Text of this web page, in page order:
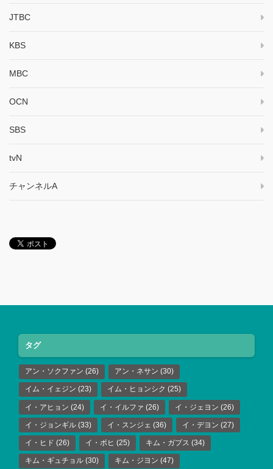
JTBC
KBS
MBC
OCN
SBS
tvN
チャンネルA
タグ
アン・ソクファン (26) アン・ネサン (30)
イム・イェジン (23) イム・ヒョンシク (25)
イ・アヒョン (24) イ・イルファ (26) イ・ジェヨン (26)
イ・ジョンギル (33) イ・スンジェ (36) イ・デヨン (27)
イ・ヒド (26) イ・ボヒ (25) キム・ガプス (34)
キム・ギュチョル (30) キム・ジヨン (47)